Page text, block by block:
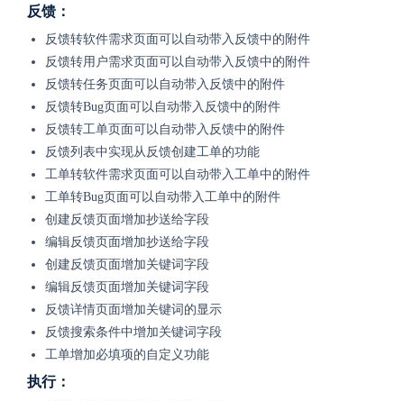
反馈：
反馈转软件需求页面可以自动带入反馈中的附件
反馈转用户需求页面可以自动带入反馈中的附件
反馈转任务页面可以自动带入反馈中的附件
反馈转Bug页面可以自动带入反馈中的附件
反馈转工单页面可以自动带入反馈中的附件
反馈列表中实现从反馈创建工单的功能
工单转软件需求页面可以自动带入工单中的附件
工单转Bug页面可以自动带入工单中的附件
创建反馈页面增加抄送给字段
编辑反馈页面增加抄送给字段
创建反馈页面增加关键词字段
编辑反馈页面增加关键词字段
反馈详情页面增加关键词的显示
反馈搜索条件中增加关键词字段
工单增加必填项的自定义功能
执行：